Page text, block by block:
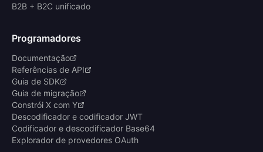
B2B + B2C unificado
Programadores
Documentação
Referências de API
Guia de SDK
Guia de migração
Constrói X com Y
Descodificador e codificador JWT
Codificador e descodificador Base64
Explorador de provedores OAuth